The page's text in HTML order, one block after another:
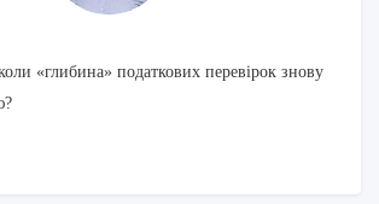
«глибина» податкових перевірок знову